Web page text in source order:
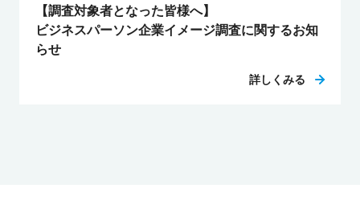
【調査対象者となった皆様へ】
ビジネスパーソン企業イメージ調査に関するお知
らせ
詳しくみる